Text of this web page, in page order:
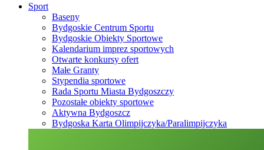
Sport
Baseny
Bydgoskie Centrum Sportu
Bydgoskie Obiekty Sportowe
Kalendarium imprez sportowych
Otwarte konkursy ofert
Małe Granty
Stypendia sportowe
Rada Sportu Miasta Bydgoszczy
Pozostałe obiekty sportowe
Aktywna Bydgoszcz
Bydgoska Karta Olimpijczyka/Paralimpijczyka